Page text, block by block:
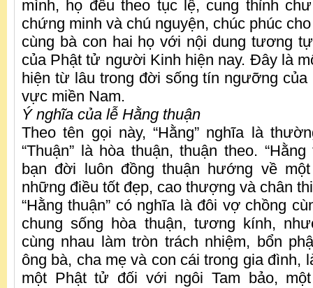
mình, họ đều theo tục lệ, cung thỉnh
chứng minh và chú nguyện, chúc phúc
cùng bà con hai họ với nội dung tương
của Phật tử người Kinh hiện nay. Đây là
hiện từ lâu trong đời sống tín ngưỡng
vực miền Nam.
Ý nghĩa của lễ Hằng thuận
Theo tên gọi này, “Hằng” nghĩa là
“Thuận” là hòa thuận, thuận theo.
bạn đời luôn đồng thuận hướng về
những điều tốt đẹp, cao thượng và chân
“Hằng thuận” có nghĩa là đôi vợ chồng
chung sống hòa thuận, tương kính,
cùng nhau làm tròn trách nhiệm, bổn
ông bà, cha mẹ và con cái trong gia đình,
một Phật tử đối với ngôi Tam bảo,